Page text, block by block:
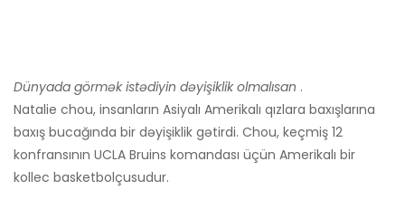
Dünyada görmək istədiyin dəyişiklik olmalısan .
Natalie chou, insanların Asiyalı Amerikalı qızlara baxışlarına
baxış bucağında bir dəyişiklik gətirdi. Chou, keçmiş 12
konfransının UCLA Bruins komandası üçün Amerikalı bir
kollec basketbolçusudur.